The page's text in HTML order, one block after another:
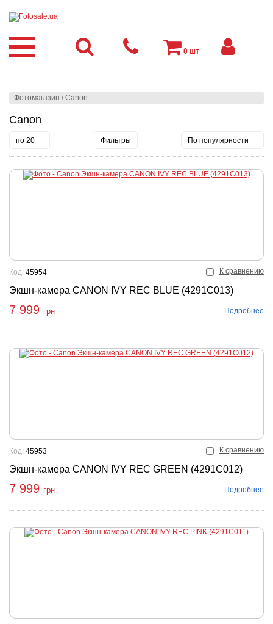
Фотомагазин /Canon
Canon
по 20 Фильтры По популярности
К сравнению
Экшн-камера CANON IVY REC BLUE (4291C013)
Код: 45954
7 999 грн Подробнее
К сравнению
Экшн-камера CANON IVY REC GREEN (4291C012)
Код: 45953
7 999 грн Подробнее
0 шт